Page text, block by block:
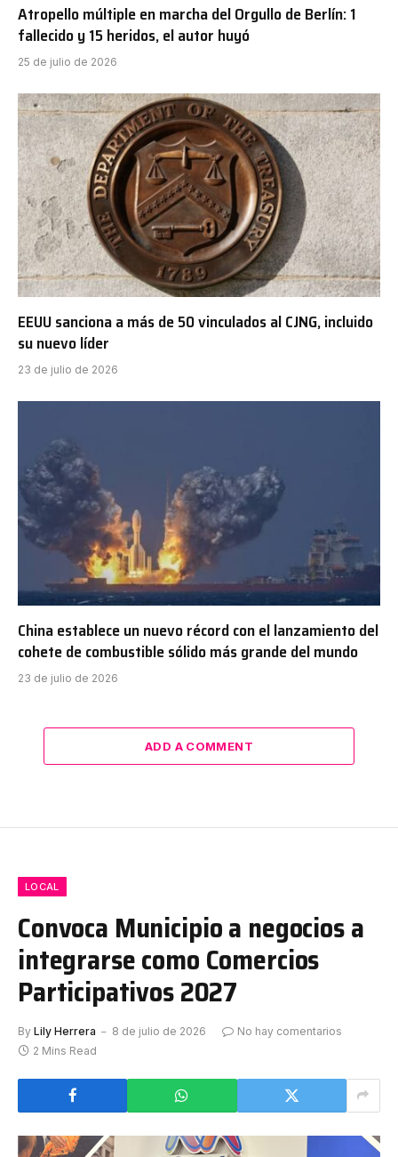
Atropello múltiple en marcha del Orgullo de Berlín: 1
fallecido y 15 heridos, el autor huyó
25 de julio de 2026
EEUU sanciona a más de 50 vinculados al CJNG, incluido
su nuevo líder
23 de julio de 2026
China establece un nuevo récord con el lanzamiento del
cohete de combustible sólido más grande del mundo
23 de julio de 2026
ADD A COMMENT
LOCAL
Convoca Municipio a negocios a
integrarse como Comercios
Participativos 2027
By Lily Herrera 8 de julio de 2026
No hay comentarios
2 Mins Read